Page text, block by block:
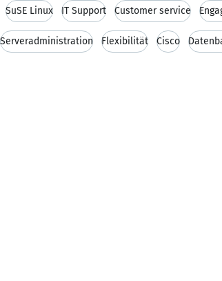
SuSE Linux IT Support Customer service
Serveradministration Flexibilität Cisco